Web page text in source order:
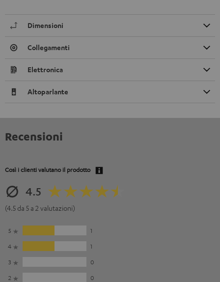
Dimensioni
Collegamenti
Elettronica
Altoparlante
Recensioni
Così i clienti valutano il prodotto
4.5
(4.5 da 5 a 2 valutazioni)
5
1
4
1
3
0
2
0